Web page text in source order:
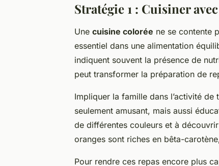
Stratégie 1 : Cuisiner
Une cuisine colorée ne se contente
essentiel dans une alimentation
indiquent souvent la présence de
peut transformer la préparation de
Impliquer la famille dans l’activité
seulement amusant, mais aussi
de différentes couleurs et à
oranges sont riches en bêta-
Pour rendre ces repas encore plus